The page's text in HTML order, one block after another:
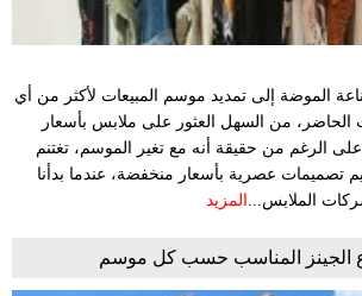
الموضة إلى تمديد موسم المبيعات لأكثر من أي
من السهل العثور على ملابس بأسعار
الرغم من حقيقة أنه مع تغير الموسم، تغتنم
تصميمات عصرية بأسعار منخفضة، عندما بدأنا
الملابس...
المزيد
الجينز المناسب حسب كل موسم